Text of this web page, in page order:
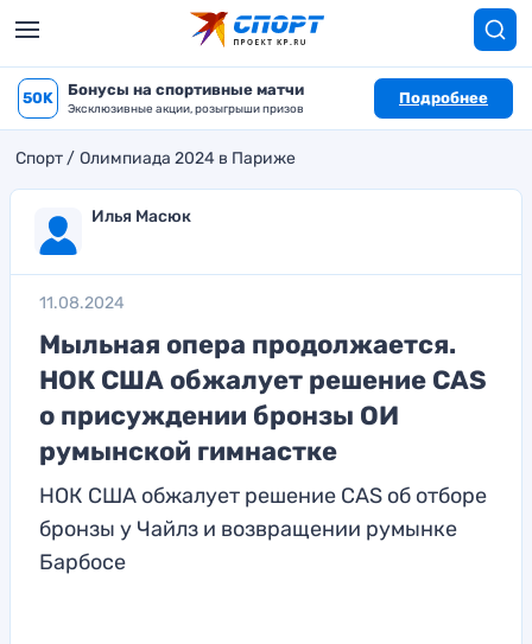
50K Бонусы на спортивные матчи
Эксклюзивные акции, розыгрыши призов
Подробнее
Спорт Олимпиада 2024 в Париже
Илья Масюк
11.08.2024
Мыльная опера продолжается.
НОК США обжалует решение CAS
о присуждении бронзы ОИ
румынской гимнастке
НОК США обжалует решение CAS об отборе
бронзы у Чайлз и возвращении румынке
Барбосе